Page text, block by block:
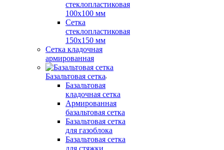
стеклопластиковая
100x100 мм
Сетка
стеклопластиковая
150x150 мм
Сетка кладочная
армированная
Базальтовая сетка
Базальтовая
кладочная сетка
Армированная
базальтовая сетка
Базальтовая сетка
для газоблока
Базальтовая сетка
для стяжки